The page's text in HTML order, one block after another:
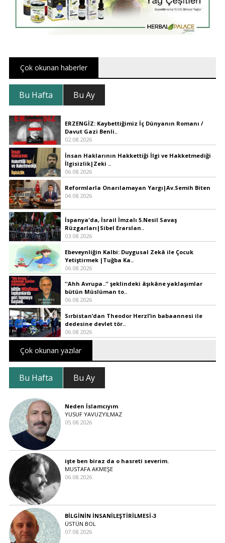
Çok okunan haberler
Bu Hafta Bu Ay
ERZENGİZ: Kaybettiğimiz İç Dünyanın Romanı /
Davut Gazi Benli..
02.08.2026
İnsan Haklarının Hakkettiği İlgi ve Hakketmediği
İlgisizlik|Zeki ..
06.08.2026
Reformlarla Onarılamayan Yargı|Av.Semih Biten
04.08.2026
İspanya'da, İsrail İmzalı 5.Nesil Savaş
Rüzgarları|Sibel Erarslan..
03.08.2026
Ebeveynliğin Kalbi: Duygusal Zekâ ile Çocuk
Yetiştirmek |Tuğba Ka..
06.08.2026
''Ahh Avrupa..'' şeklindeki âşıkâne yaklaşımlar
bütün Müslüman to..
06.08.2026
Sırbistan’dan Theodor Herzl’in babaannesi ile
dedesine devlet tör..
06.08.2026
Çok okunan yazılar
Bu Hafta Bu Ay
Neden İslamcıyım
YUSUF YAVUZYILMAZ
05.08.2026
işte ben biraz da o hasreti severim.
MUSTAFA AKMEŞE
06.08.2026
BİLGİNİN İNSANİLEŞTİRİLMESİ-3
ÜSTÜN BOL
07.08.2026